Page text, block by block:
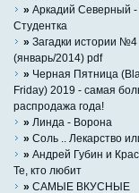
» Аркадий Северный -
Студентка
» Загадки истории №4
(январь/2014) pdf
» Черная Пятница
Friday) 2019 - самая
распродажа года!
» Линда - Ворона
» Соль .. Лекарство
» Андрей Губин и
Те, кто любит
» САМЫЕ ВКУСНЫЕ